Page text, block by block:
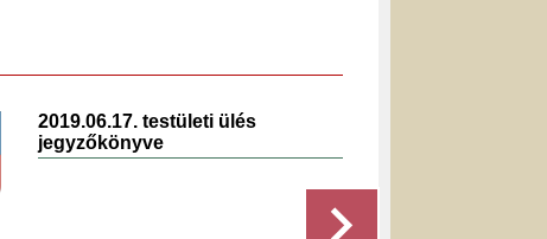
2019.06.17. testületi ülés
jegyzőkönyve